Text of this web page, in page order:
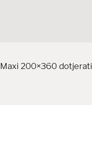
Maxi 200×360 dotjerati